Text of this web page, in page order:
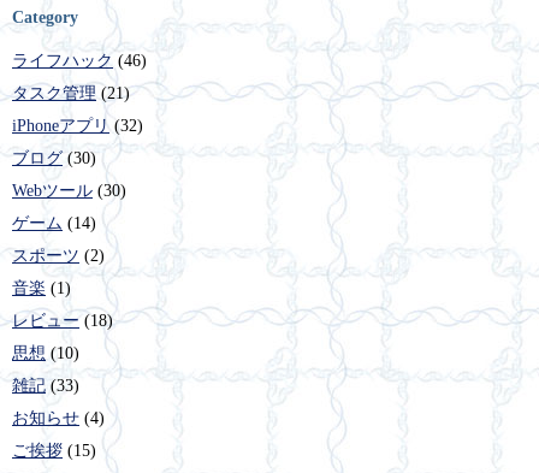
Category
ライフハック (46)
タスク管理 (21)
iPhoneアプリ (32)
ブログ(30)
Webツール (30)
ゲーム (14)
スポーツ (2)
音楽 (1)
レビュー (18)
思想 (10)
雑記 (33)
お知らせ (4)
ご挨拶 (15)